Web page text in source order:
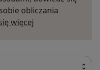
obliczania
więcej